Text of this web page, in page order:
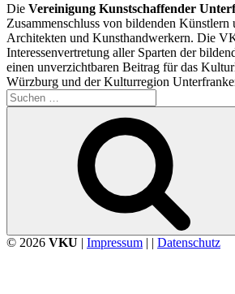
Die Vereinigung Kunstschaffender
Zusammenschluss von bildenden Künstlern
Architekten und Kunsthandwerkern. Die
Interessenvertretung aller Sparten der
einen unverzichtbaren Beitrag für das
Würzburg und der Kulturregion
Suchen
nach:
© 2026 VKU | Impressum | | Datenschutz